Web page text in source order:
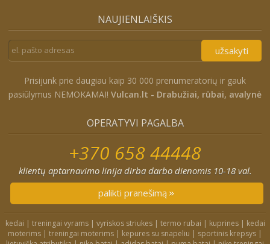
NAUJIENLAIŠKIS
užsakyti
Prisijunk prie daugiau kaip 30 000 prenumeratorių ir gauk
pasiūlymus NEMOKAMAI! Vulcan.lt - Drabužiai, rūbai, avalynė
OPERATYVI PAGALBA
+370 658 44448
klientų aptarnavimo linija dirba darbo dienomis 10-18 val.
palikti pranešimą
kedai | treningai vyrams| vyriskos striukes| termo rubai | kuprines| kedai
moterims | treningai moterims | kepures su snapeliu | sportinis krepsys |